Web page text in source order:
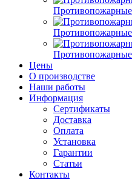
Противопожарные
Цены
О производстве
Наши работы
Информация
Сертификаты
Доставка
Оплата
Установка
Гарантии
Статьи
Контакты